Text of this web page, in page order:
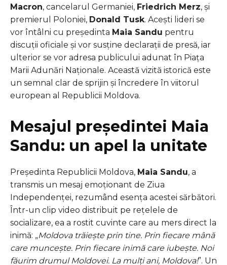
Macron, cancelarul Germaniei, Friedrich Merz, și
premierul Poloniei, Donald Tusk. Acești lideri se
vor întâlni cu președinta Maia Sandu pentru
discuții oficiale și vor susține declarații de presă, iar
ulterior se vor adresa publicului adunat în Piața
Marii Adunări Naționale. Această vizită istorică este
un semnal clar de sprijin și încredere în viitorul
european al Republicii Moldova.
Mesajul președintei Maia
Sandu: un apel la unitate
Președinta Republicii Moldova, Maia Sandu, a
transmis un mesaj emoționant de Ziua
Independenței, rezumând esența acestei sărbători.
Într-un clip video distribuit pe rețelele de
socializare, ea a rostit cuvinte care au mers direct la
inimă: „Moldova trăiește prin tine. Prin fiecare mână
care muncește. Prin fiecare inimă care iubește. Noi
făurim drumul Moldovei. La mulți ani, Moldova!”. Un